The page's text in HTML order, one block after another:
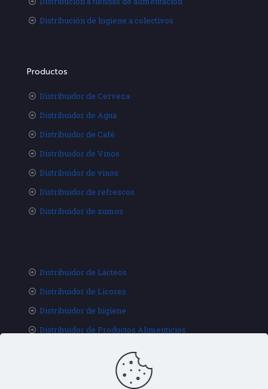
Distribución de higiene a colectivos
Productos
Distribuidor de Cerveza
Distribuidor de Agua
Distribuidor de Café
Distribuidor de Vinos
Distribuidor de vinos
Distribuidor de refrescos
Distribuidor de zumos
Distribuidor de Lácteos
Distribuidor de Licores
Distribuidor de higiene
Distribuidor de Productos Alimenticios